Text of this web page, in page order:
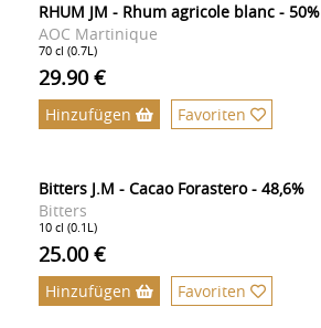
RHUM JM - Rhum agricole blanc - 50%
AOC Martinique
70 cl (0.7L)
29.90 €
Hinzufügen Favoriten
Bitters J.M - Cacao Forastero - 48,6%
Bitters
10 cl (0.1L)
25.00 €
Hinzufügen Favoriten